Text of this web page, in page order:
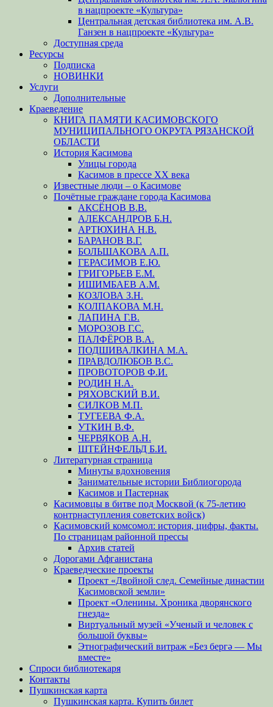
в нацпроекте «Культура»
Центральная детская библиотека им. А.В.
Ганзен в нацпроекте «Культура»
Доступная среда
Ресурсы
Подписка
НОВИНКИ
Услуги
Дополнительные
Краеведение
КНИГА ПАМЯТИ КАСИМОВСКОГО
МУНИЦИПАЛЬНОГО ОКРУГА РЯЗАНСКОЙ
ОБЛАСТИ
История Касимова
Улицы города
Касимов в прессе XX века
Известные люди – о Касимове
Почётные граждане города Касимова
АКСЁНОВ В.В.
АЛЕКСАНДРОВ Б.Н.
АРТЮХИНА Н.В.
БАРАНОВ В.Г.
БОЛЬШАКОВА А.П.
ГЕРАСИМОВ Е.Ю.
ГРИГОРЬЕВ Е.М.
ИШИМБАЕВ А.М.
КОЗЛОВА З.Н.
КОЛПАКОВА М.Н.
ЛАПИНА Г.В.
МОРОЗОВ Г.С.
ПАЛФЁРОВ В.А.
ПОДШИВАЛКИНА М.А.
ПРАВДОЛЮБОВ В.С.
ПРОВОТОРОВ Ф.И.
РОДИН Н.А.
РЯХОВСКИЙ В.И.
СИЛКОВ М.П.
ТУГЕЕВА Ф.А.
УТКИН В.Ф.
ЧЕРВЯКОВ А.Н.
ШТЕЙНФЕЛЬД Б.И.
Литературная страница
Минуты вдохновения
Занимательные истории Библиогорода
Касимов и Пастернак
Касимовцы в битве под Москвой (к 75-летию
контрнаступления советских войск)
Касимовский комсомол: история, цифры, факты.
По страницам районной прессы
Архив статей
Дорогами Афганистана
Краеведческие проекты
Проект «Двойной след. Семейные династии
Касимовской земли»
Проект «Оленины. Хроника дворянского
гнезда»
Виртуальный музей «Ученый и человек с
большой буквы»
Этнографический витраж «Без бергə — Мы
вместе»
Спроси библиотекаря
Контакты
Пушкинская карта
Пушкинская карта. Купить билет